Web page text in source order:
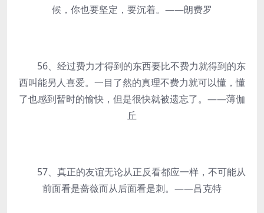
候，你也要坚定，要沉着。——朗费罗
56、经过费力才得到的东西要比不费力就得到的东
西叫能另人喜爱。一目了然的真理不费力就可以懂，懂
了也感到暂时的愉快，但是很快就被遗忘了。——薄伽
丘
57、真正的友谊无论从正反看都应一样，不可能从
前面看是蔷薇而从后面看是刺。——吕克特